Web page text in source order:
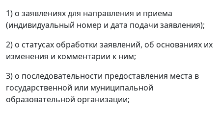
1) о заявлениях для направления и приема
(индивидуальный номер и дата подачи заявления);
2) о статусах обработки заявлений, об основаниях их
изменения и комментарии к ним;
3) о последовательности предоставления места в
государственной или муниципальной
образовательной организации;